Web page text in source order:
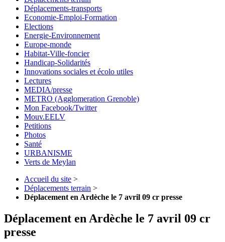
Déplacements-transports
Economie-Emploi-Formation
Elections
Energie-Environnement
Europe-monde
Habitat-Ville-foncier
Handicap-Solidarités
Innovations sociales et écolo utiles
Lectures
MEDIA/presse
METRO (Agglomeration Grenoble)
Mon Facebook/Twitter
Mouv.EELV
Petitions
Photos
Santé
URBANISME
Verts de Meylan
Accueil du site >
Déplacements terrain >
Déplacement en Ardèche le 7 avril 09 cr presse
Déplacement en Ardèche le 7 avril 09 cr
presse